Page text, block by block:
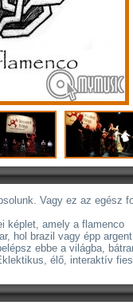
Vagy ez az egész
képlet, amely a flamenco
hol brazil vagy épp
ebbe a világba,
élő, interaktív